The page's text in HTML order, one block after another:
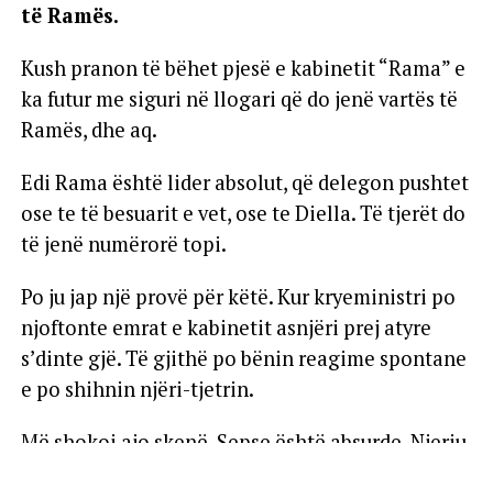
të Ramës.
Kush pranon të bëhet pjesë e kabinetit “Rama” e
ka futur me siguri në llogari që do jenë vartës të
Ramës, dhe aq.
Edi Rama është lider absolut, që delegon pushtet
ose te të besuarit e vet, ose te Diella. Të tjerët do
të jenë numërorë topi.
Po ju jap një provë për këtë. Kur kryeministri po
njoftonte emrat e kabinetit asnjëri prej atyre
s’dinte gjë. Të gjithë po bënin reagime spontane
e po shihnin njëri-tjetrin.
Më shokoi ajo skenë. Sepse është absurde. Njeriu